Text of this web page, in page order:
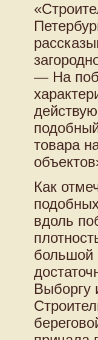
— На
товара
Как
вдоль
большой
Выборгу